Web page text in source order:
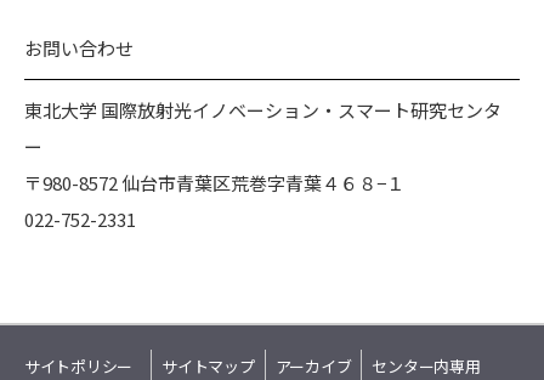
お問い合わせ
東北大学 国際放射光イノベーション・スマート研究センタ
ー
〒980-8572 仙台市青葉区荒巻字青葉４６８−１
022-752-2331
サイトポリシー サイトマップ アーカイブ センター内専用